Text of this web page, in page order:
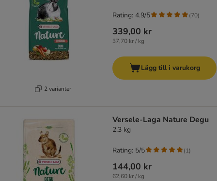
2 varianter
339,00 kr
37,70 kr / kg
Rating: 4.9/5 (70)
Lägg till i varukorg
Versele-Laga Nature Degu
2,3 kg
144,00 kr
62,60 kr / kg
Rating: 5/5 (1)